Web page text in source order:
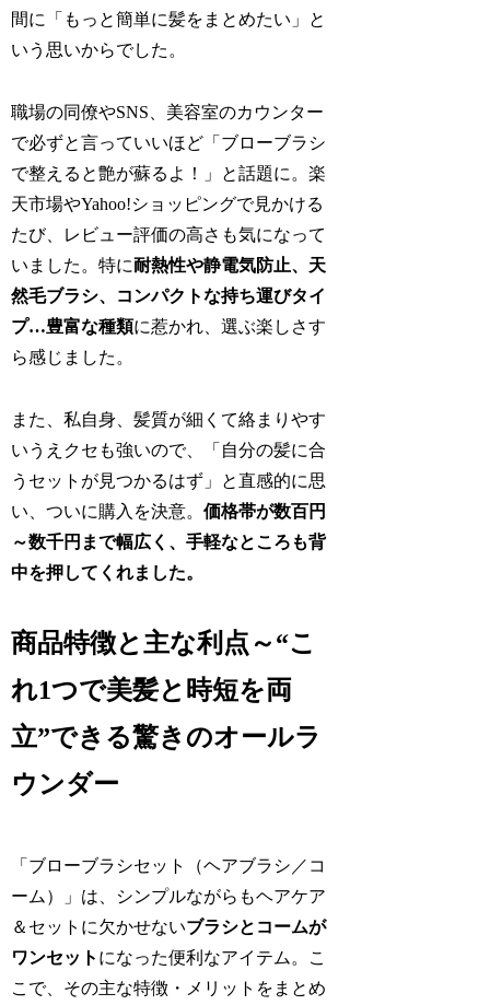
間に「もっと簡単に髪をまとめたい」と
いう思いからでした。
職場の同僚やSNS、美容室のカウンター
で必ずと言っていいほど「ブローブラシ
で整えると艶が蘇るよ！」と話題に。楽
天市場やYahoo!ショッピングで見かける
たび、レビュー評価の高さも気になって
いました。特に耐熱性や静電気防止、天
然毛ブラシ、コンパクトな持ち運びタイ
プ…豊富な種類に惹かれ、選ぶ楽しさす
ら感じました。
また、私自身、髪質が細くて絡まりやす
いうえクセも強いので、「自分の髪に合
うセットが見つかるはず」と直感的に思
い、ついに購入を決意。価格帯が数百円
～数千円まで幅広く、手軽なところも背
中を押してくれました。
商品特徴と主な利点～“こ
れ1つで美髪と時短を両
立”できる驚きのオールラ
ウンダー
「ブローブラシセット（ヘアブラシ／コ
ーム）」は、シンプルながらもヘアケア
＆セットに欠かせないブラシとコームが
ワンセット になった便利なアイテム。こ
こで、その主な特徴・メリットをまとめ